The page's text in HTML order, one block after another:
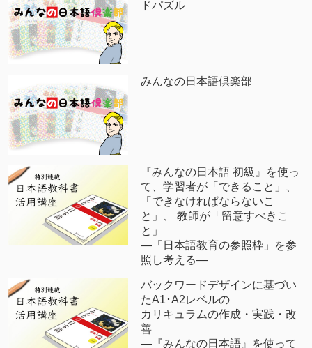
ドパズル
みんなの日本語倶楽部
『みんなの日本語 初級』を使っ
て、学習者が「できること」、
「できなければならないこ
と」、 教師が「留意すべきこ
と」
―「日本語教育の参照枠」を参
照し考える―
バックワードデザインに基づい
たA1･A2レベルの
カリキュラムの作成・実践・改
善
―『みんなの日本語』を使って